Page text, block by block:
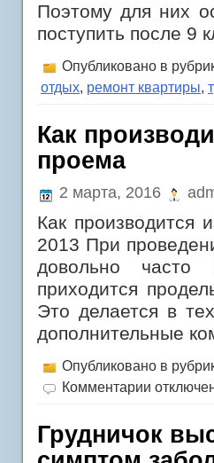
Поэтому для них
поступить после 9
Опубликовано в
отдых, ремонт квартиры,
Как
проема
2 марта, 2016
Как производится
2013 При
довольно часто
приходится
Это делается в
дополнительные
Опубликовано в
Комментарии
изготовление
дверного
Грудничок